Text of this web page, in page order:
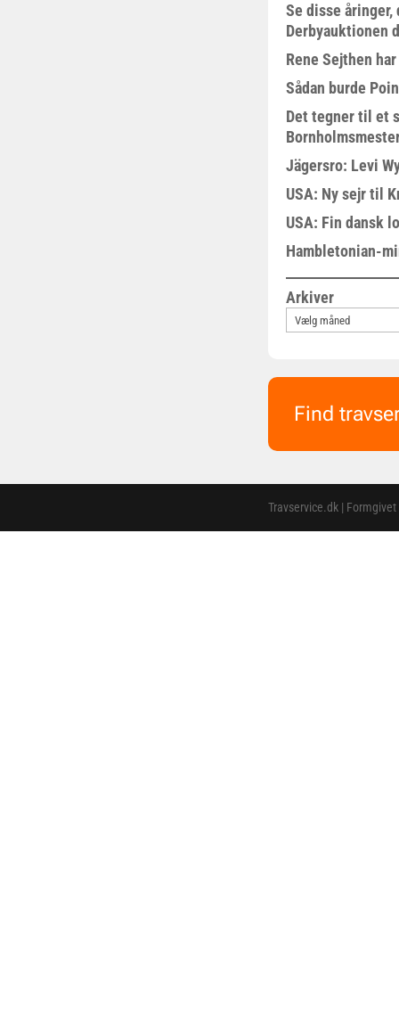
Se disse
Derbyauktionen
Rene Sejthen
Sådan burde
Det tegner til et
Jägersro: Levi
USA: Ny sejr til
USA: Fin dansk
Hambletonian-
Arkiver
Find
Travservice.dk |